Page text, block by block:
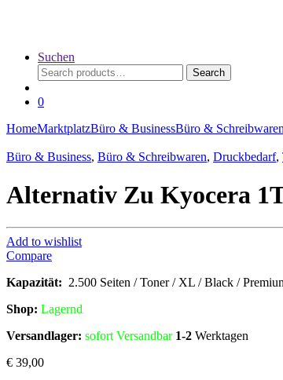
Suchen
Search
for:
Search
0
HomeMarktplatzBüro & BusinessBüro & Schreibwaren
Büro & Business, Büro & Schreibwaren, Druckbedarf,
Alternativ Zu Kyocera
Add to wishlist
Compare
Kapazität: 2.500 Seiten / Toner / XL / Black /
Shop: Lagernd
Versandlager: sofort Versandbar 1-2 Werktagen
€ 39,00